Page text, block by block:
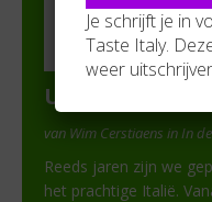
Uva d’Oro.be
van Wim Cerstiaens in In
Reeds jaren zijn we
het prachtige Italië.
Je schrijft je in
Taste Italy.
weer